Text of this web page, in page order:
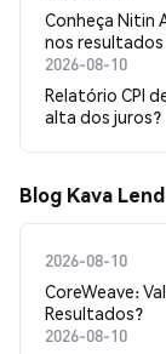
Conheça Nitin
nos
2026-08-10
Relatório CPI
alta dos juros?
Blog Kava
2026-08-10
CoreWeave:
Resultados?
2026-08-10